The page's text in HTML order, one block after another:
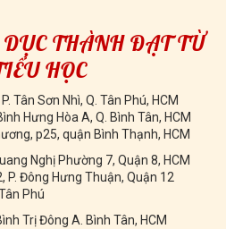
DỤC THÀNH ĐẠT TỪ
HỌC
Tân Sơn Nhì, Q. Tân Phú, HCM
Hưng Hòa A, Q. Bình Tân, HCM
p25, quận Bình Thạnh, HCM
Nghị Phường 7, Quận 8, HCM
P. Đông Hưng Thuận, Quận 12
Phú
Trị Đông A. Bình Tân, HCM